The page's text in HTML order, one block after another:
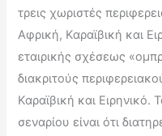
τρεις χωριστές
Αφρική, Καραϊβική και
εταιρικής σχέσεως
διακριτούς
Καραϊβική και Ειρηνικό.
σεναρίου είναι ότι